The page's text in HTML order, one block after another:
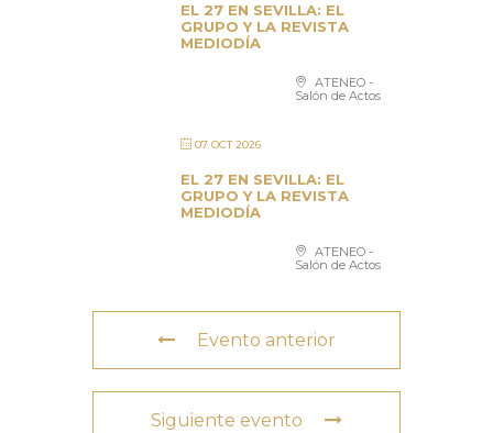
EL 27 EN SEVILLA: EL
GRUPO Y LA REVISTA
MEDIODÍA
ATENEO -
Salón de Actos
07 OCT 2026
EL 27 EN SEVILLA: EL
GRUPO Y LA REVISTA
MEDIODÍA
ATENEO -
Salón de Actos
Evento anterior
Siguiente evento